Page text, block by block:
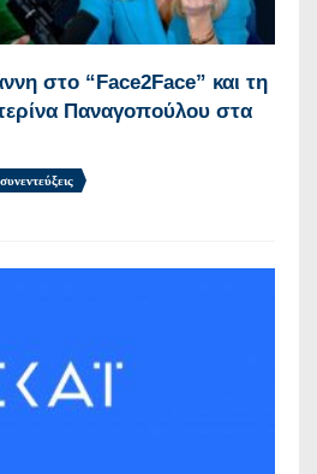
στο “Face2Face” και τη
Παναγοπούλου στα
συνεντεύξεις